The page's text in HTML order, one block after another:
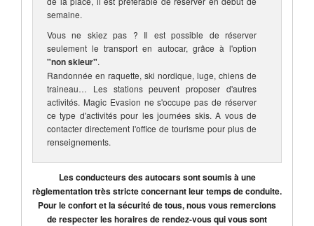
semaine.
Vous ne skiez pas ? Il est possible de réserver
seulement le transport en autocar, grâce à l'option
"non skieur".
Randonnée en raquette, ski nordique, luge, chiens de
traineau… Les stations peuvent proposer d'autres
activités. Magic Evasion ne s'occupe pas de réserver
ce type d'activités pour les journées skis. A vous de
contacter directement l'office de tourisme pour plus de
renseignements.
Les conducteurs des autocars sont soumis à une
règlementation très stricte concernant leur temps de conduite.
Pour le confort et la sécurité de tous, nous vous remercions
de respecter les horaires de rendez-vous qui vous sont